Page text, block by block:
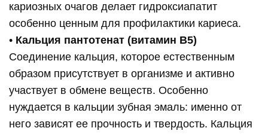
кариозных очагов делает гидроксиапатит
особенно ценным для профилактики кариеса.
• Кальция пантотенат (витамин B5)
Соединение кальция, которое естественным
образом присутствует в организме и активно
участвует в обмене веществ. Особенно
нуждается в кальции зубная эмаль: именно от
него зависят ее прочность и твердость. Кальция